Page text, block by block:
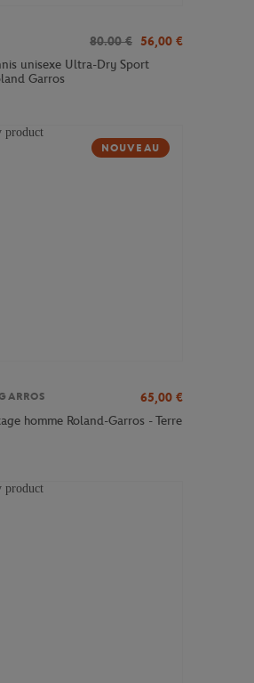
80.00 € 56,00 €
unisexe Ultra-Dry Sport
Garros
NOUVEAU
65,00 €
homme Roland-Garros - Terre